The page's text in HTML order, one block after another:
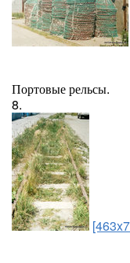
Портовые рельсы.
8.